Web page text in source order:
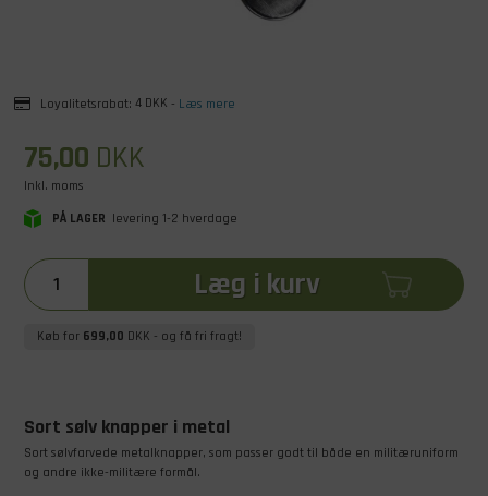
Loyalitetsrabat: 4 DKK - Læs mere
75,00 DKK
Inkl. moms
PÅ LAGER levering 1-2 hverdage
Læg i kurv
Køb for 699,00 DKK - og få fri fragt!
Sort sølv knapper i metal
Sort sølvfarvede metalknapper, som passer godt til både en militæruniform
og andre ikke-militære formål.